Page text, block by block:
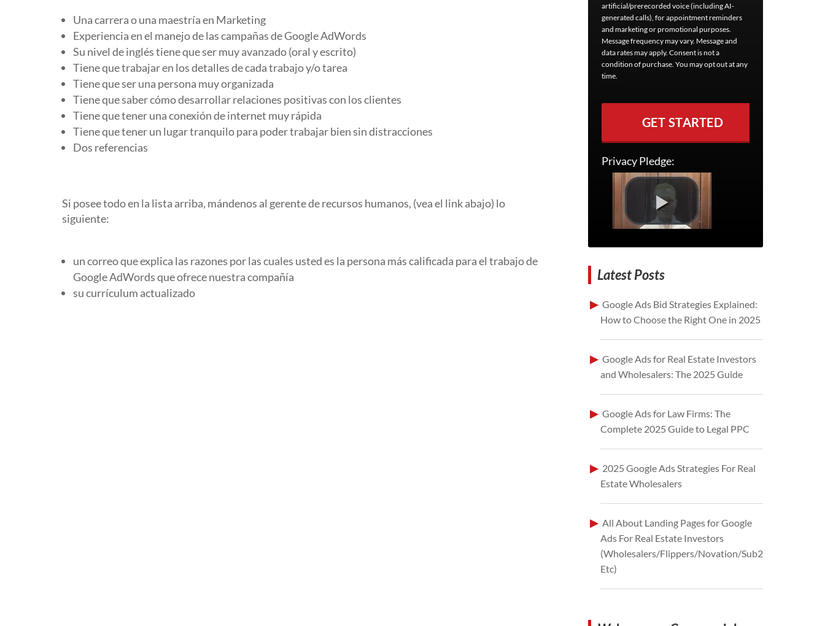
Una carrera o una maestría en Marketing
Experiencia en el manejo de las campañas de Google AdWords
Su nivel de inglés tiene que ser muy avanzado (oral y escrito)
Tiene que trabajar en los detalles de cada trabajo y/o tarea
Tiene que ser una persona muy organizada
Tiene que saber cómo desarrollar relaciones positivas con los clientes
Tiene que tener una conexión de internet muy rápida
Tiene que tener un lugar tranquilo para poder trabajar bien sin distracciones
Dos referencias
Si posee todo en la lista arriba, mándenos al gerente de recursos humanos, (vea el link abajo) lo
siguiente:
un correo que explica las razones por las cuales usted es la persona más calificada para el trabajo de
Google AdWords que ofrece nuestra compañía
su currículum actualizado
artificial/prerecorded voice (including AI-
generated calls), for appointment reminders
and marketing or promotional purposes.
Message frequency may vary. Message and
data rates may apply. Consent is not a
condition of purchase. You may opt out at any
time.
GET STARTED
Privacy Pledge:
Latest Posts
Google Ads Bid Strategies Explained:
How to Choose the Right One in 2025
Google Ads for Real Estate Investors
and Wholesalers: The 2025 Guide
Google Ads for Law Firms: The
Complete 2025 Guide to Legal PPC
2025 Google Ads Strategies For Real
Estate Wholesalers
All About Landing Pages for Google
Ads For Real Estate Investors
(Wholesalers/Flippers/Novation/Sub2
Etc)